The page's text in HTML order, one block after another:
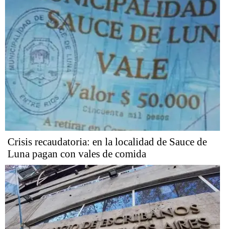
Crisis recaudatoria: en la localidad de Sauce de
Luna pagan con vales de comida